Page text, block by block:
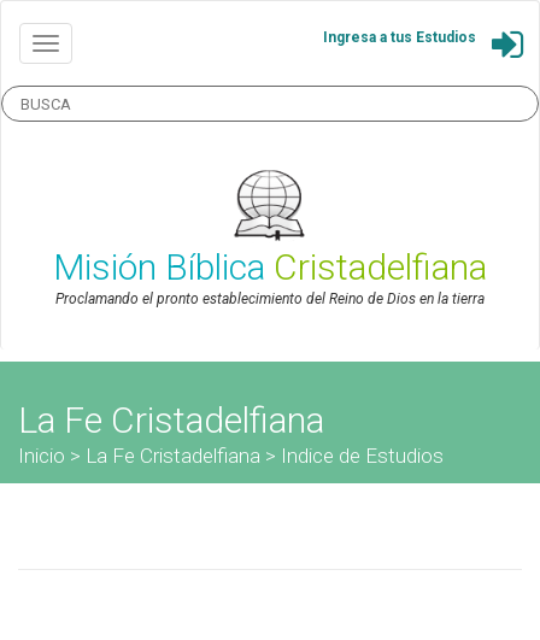
Ingresa a tus Estudios
Misión Bíblica Cristadelfiana
Proclamando el pronto establecimiento del Reino de Dios en la tierra
La Fe Cristadelfiana
Inicio > La Fe Cristadelfiana > Indice de Estudios